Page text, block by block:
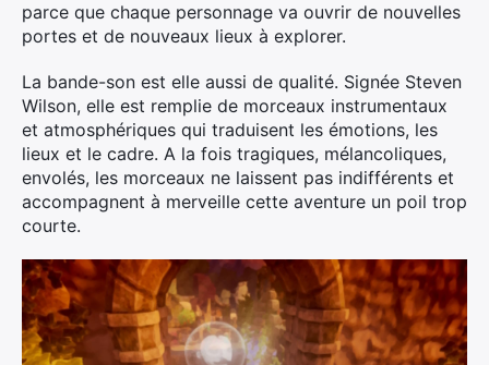
parce que chaque personnage va ouvrir de nouvelles
portes et de nouveaux lieux à explorer.
La bande-son est elle aussi de qualité. Signée Steven
Wilson, elle est remplie de morceaux instrumentaux
et atmosphériques qui traduisent les émotions, les
lieux et le cadre. A la fois tragiques, mélancoliques,
envolés, les morceaux ne laissent pas indifférents et
accompagnent à merveille cette aventure un poil trop
courte.